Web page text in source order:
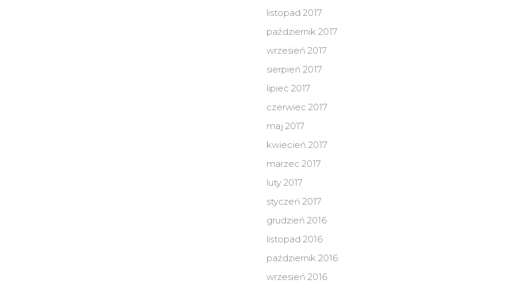
listopad 2017
październik 2017
wrzesień 2017
sierpień 2017
lipiec 2017
czerwiec 2017
maj 2017
kwiecień 2017
marzec 2017
luty 2017
styczeń 2017
grudzień 2016
listopad 2016
październik 2016
wrzesień 2016